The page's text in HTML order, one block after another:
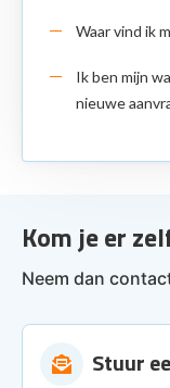
Waar vind ik
Ik ben mijn
nieuwe
Kom je er
Neem dan
Stuur